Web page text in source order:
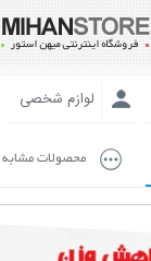
لوازم شخصی
محصولات مشابه